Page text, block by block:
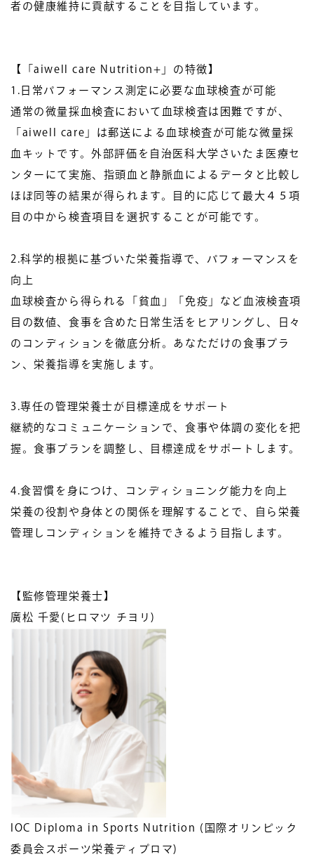
者の健康維持に貢献することを目指しています。
【「aiwell care Nutrition+」の特徴】
1. 日常パフォーマンス測定に必要な血球検査が可能
通常の微量採血検査において血球検査は困難ですが、
「aiwell care」は郵送による血球検査が可能な微量採
血キットです。外部評価を自治医科大学さいたま医療セ
ンターにて実施、指頭血と静脈血によるデータと比較し
ほぼ同等の結果が得られます。目的に応じて最大４５項
目の中から検査項目を選択することが可能です。
2.科学的根拠に基づいた栄養指導で、パフォーマンスを
向上
血球検査から得られる「貧血」「免疫」など血液検査項
目の数値、食事を含めた日常生活をヒアリングし、日々
のコンディションを徹底分析。あなただけの食事プラ
ン、栄養指導を実施します。
3.専任の管理栄養士が目標達成をサポート
継続的なコミュニケーションで、食事や体調の変化を把
握。食事プランを調整し、目標達成をサポートします。
4.食習慣を身につけ、コンディショニング能力を向上
栄養の役割や身体との関係を理解することで、自ら栄養
管理しコンディションを維持できるよう目指します。
【監修管理栄養士】
廣松 千愛(ヒロマツ チヨリ)
IOC Diploma in Sports Nutrition (国際オリンピック
委員会スポーツ栄養ディプロマ)